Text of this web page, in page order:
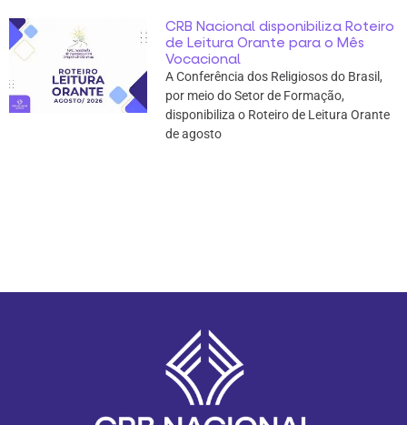
CRB Nacional disponibiliza Roteiro
de Leitura Orante para o Mês
Vocacional
A Conferência dos Religiosos do Brasil,
por meio do Setor de Formação,
disponibiliza o Roteiro de Leitura Orante
de agosto